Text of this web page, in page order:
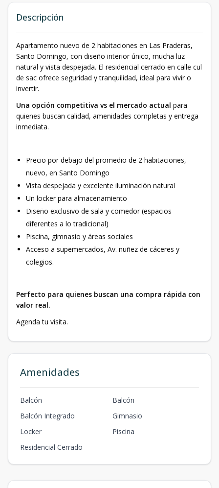
Descripción
Apartamento nuevo de 2 habitaciones en Las Praderas,
Santo Domingo, con diseño interior único, mucha luz
natural y vista despejada. El residencial cerrado en calle cul
de sac ofrece seguridad y tranquilidad, ideal para vivir o
invertir.
Una opción competitiva vs el mercado actual para
quienes buscan calidad, amenidades completas y entrega
inmediata.
Precio por debajo del promedio de 2 habitaciones,
nuevo, en Santo Domingo
Vista despejada y excelente iluminación natural
Un locker para almacenamiento
Diseño exclusivo de sala y comedor (espacios
diferentes a lo tradicional)
Piscina, gimnasio y áreas sociales
Acceso a supemercados, Av. nuñez de cáceres y
colegios.
Perfecto para quienes buscan una compra rápida con
valor real.
Agenda tu visita.
Amenidades
Balcón
Balcón
Balcón Integrado
Gimnasio
Locker
Piscina
Residencial Cerrado